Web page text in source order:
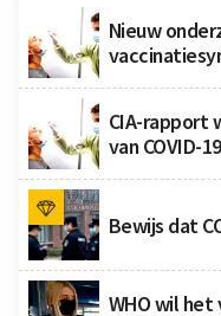
Nieuw
CIA-rapport
van COVID-19
Bewijs dat
WHO wil